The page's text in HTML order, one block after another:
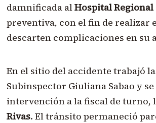
damnificada alHospital Regional
preventiva, con el fin de realizar
descarten complicaciones en su
En el sitio del accidente trabajó
Subinspector Giuliana Sabao y
intervención a la fiscal de turno,
Rivas. El tránsito permaneció